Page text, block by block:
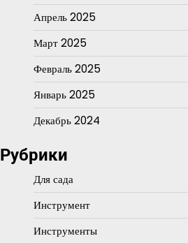
Апрель 2025
Март 2025
Февраль 2025
Январь 2025
Декабрь 2024
Рубрики
Для сада
Инструмент
Инструменты